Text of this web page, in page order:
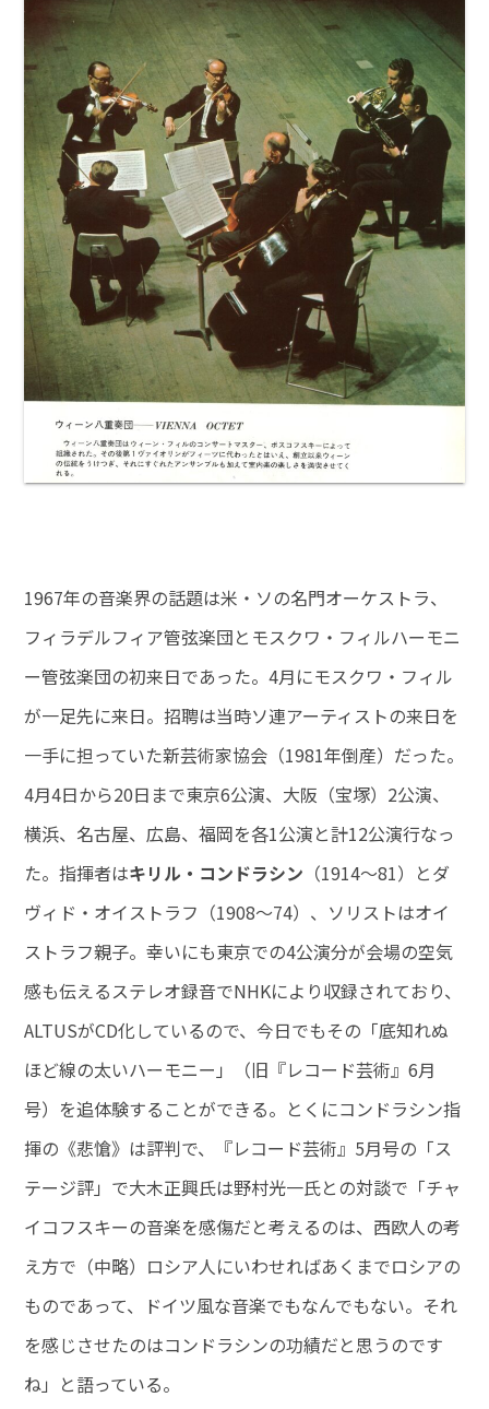
1967年の音楽界の話題は米・ソの名門オーケストラ、
フィラデルフィア管弦楽団とモスクワ・フィルハーモニ
ー管弦楽団の初来日であった。4月にモスクワ・フィル
が一足先に来日。招聘は当時ソ連アーティストの来日を
一手に担っていた新芸術家協会（1981年倒産）だった。
4月4日から20日まで東京6公演、大阪（宝塚）2公演、
横浜、名古屋、広島、福岡を各1公演と計12公演行なっ
た。指揮者はキリル・コンドラシン （1914～81）とダ
ヴィド・オイストラフ（1908～74）、ソリストはオイ
ストラフ親子。幸いにも東京での4公演分が会場の空気
感も伝えるステレオ録音でNHKにより収録されており、
ALTUSがCD化しているので、今日でもその「底知れぬ
ほど線の太いハーモニー」（旧『レコード芸術』6月
号）を追体験することができる。とくにコンドラシン指
揮の《悲愴》は評判で、『レコード芸術』5月号の「ス
テージ評」で大木正興氏は野村光一氏との対談で「チャ
イコフスキーの音楽を感傷だと考えるのは、西欧人の考
え方で（中略）ロシア人にいわせればあくまでロシアの
ものであって、ドイツ風な音楽でもなんでもない。それ
を感じさせたのはコンドラシンの功績だと思うのです
ね」と語っている。